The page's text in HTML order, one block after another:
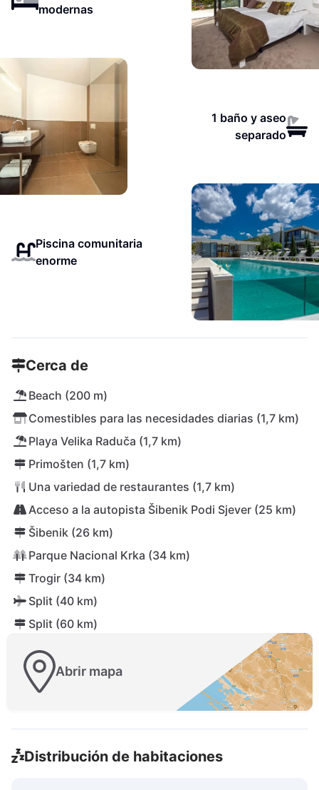
modernas
1 baño y aseo
separado
Piscina comunitaria
enorme
Cerca de
Beach (200 m)
Comestibles para las necesidades diarias (1,7 km)
Playa Velika Raduča (1,7 km)
Primošten (1,7 km)
Una variedad de restaurantes (1,7 km)
Acceso a la autopista Šibenik Podi Sjever (25 km)
Šibenik (26 km)
Parque Nacional Krka (34 km)
Trogir (34 km)
Split (40 km)
Split (60 km)
Abrir mapa
Distribución de habitaciones